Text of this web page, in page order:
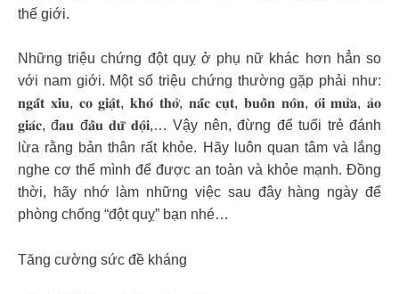
thế giới.
Những triệu chứng đột quỵ ở phụ nữ khác hơn hẳn so
với nam giới. Một số triệu chứng thường gặp phải như:
𝐧𝐠𝐚̂́𝐭 𝐱𝐢̉𝐮, 𝐜𝐨 𝐠𝐢𝐚̣̂𝐭, 𝐤𝐡𝐨́ 𝐭𝐡𝐨̛̉, 𝐧𝐚̂́𝐜 𝐜𝐮̣𝐭, 𝐛𝐮𝐨̂̀𝐧 𝐧𝐨̂𝐧, 𝐨́𝐢 𝐦𝐮̛̉𝐚, 𝐚̉𝐨
𝐠𝐢𝐚́𝐜, đ𝐚𝐮 đ𝐚̂̀𝐮 𝐝𝐮̛̃ 𝐝𝐨̣̂𝐢,… Vậy nên, đừng để tuổi trẻ đánh
lừa rằng bản thân rất khỏe. Hãy luôn quan tâm và lắng
nghe cơ thể mình để được an toàn và khỏe mạnh. Đồng
thời, hãy nhớ làm những việc sau đây hàng ngày để
phòng chống “đột quỵ” bạn nhé…
Tăng cường sức đề kháng